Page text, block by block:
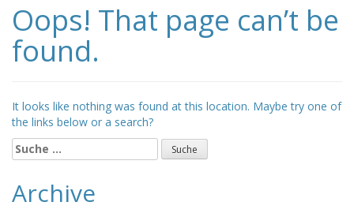
to
content
Oops! That page can’t be
found.
It looks like nothing was found at this location. Maybe try one of
the links below or a search?
Suche
nach:
Archive